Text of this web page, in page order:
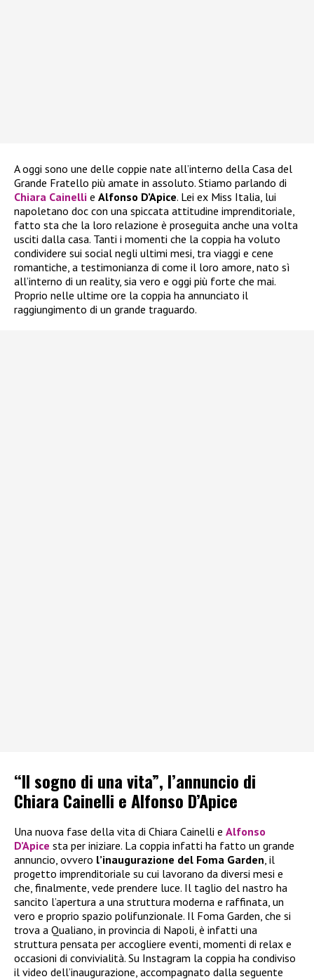
A oggi sono une delle coppie nate all’interno della Casa del
Grande Fratello più amate in assoluto. Stiamo parlando di
Chiara Cainelli e Alfonso D’Apice. Lei ex Miss Italia, lui
napoletano doc con una spiccata attitudine imprenditoriale,
fatto sta che la loro relazione è proseguita anche una volta
usciti dalla casa. Tanti i momenti che la coppia ha voluto
condividere sui social negli ultimi mesi, tra viaggi e cene
romantiche, a testimonianza di come il loro amore, nato sì
all’interno di un reality, sia vero e oggi più forte che mai.
Proprio nelle ultime ore la coppia ha annunciato il
raggiungimento di un grande traguardo.
“Il sogno di una vita”, l’annuncio di
Chiara Cainelli e Alfonso D’Apice
Una nuova fase della vita di Chiara Cainelli e Alfonso
D’Apice sta per iniziare. La coppia infatti ha fatto un grande
annuncio, ovvero l’inaugurazione del Foma Garden , il
progetto imprenditoriale su cui lavorano da diversi mesi e
che, finalmente, vede prendere luce. Il taglio del nastro ha
sancito l’apertura a una struttura moderna e raffinata, un
vero e proprio spazio polifunzionale. Il Foma Garden, che si
trova a Qualiano, in provincia di Napoli, è infatti una
struttura pensata per accogliere eventi, momenti di relax e
occasioni di convivialità. Su Instagram la coppia ha condiviso
il video dell’inaugurazione, accompagnato dalla seguente